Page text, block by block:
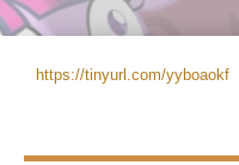
https://tinyurl.com/yyboaokf